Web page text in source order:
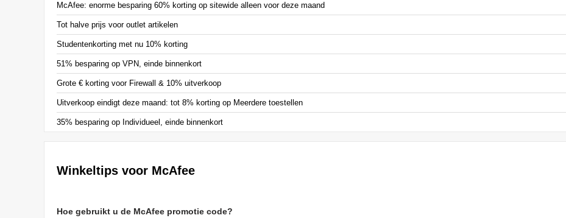
McAfee: enorme besparing 60% korting op sitewide alleen voor deze maand
Tot halve prijs voor outlet artikelen
Studentenkorting met nu 10% korting
51% besparing op VPN, einde binnenkort
Grote € korting voor Firewall & 10% uitverkoop
Uitverkoop eindigt deze maand: tot 8% korting op Meerdere toestellen
35% besparing op Individueel, einde binnenkort
Winkeltips voor McAfee
Hoe gebruikt u de McAfee promotie code?